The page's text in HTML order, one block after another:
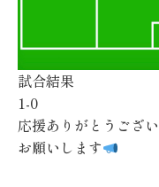
試合結果
1-0
応援ありがとうござ
お願いします